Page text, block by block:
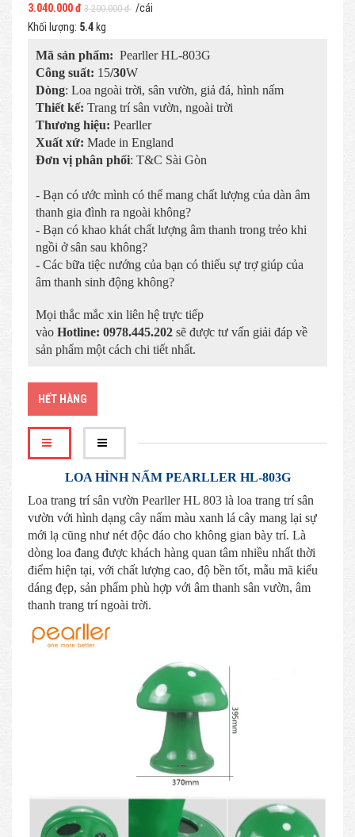
3.040.000 đ 3.200.000 đ /cái
Khối lượng: 5.4 kg
Mã sản phẩm: Pearller HL-803G
Công suất: 15/30W
Dòng: Loa ngoài trời, sân vườn, giả đá, hình nấm
Thiết kế: Trang trí sân vườn, ngoài trời
Thương hiệu: Pearller
Xuất xứ: Made in England
Đơn vị phân phối: T&C Sài Gòn
- Bạn có ước mình có thể mang chất lượng của dàn âm
thanh gia đình ra ngoài không?
- Bạn có khao khát chất lượng âm thanh trong trẻo khi
ngồi ở sân sau không?
- Các bữa tiệc nướng của bạn có thiếu sự trợ giúp của
âm thanh sinh động không?
Mọi thắc mắc xin liên hệ trực tiếp
vào Hotline: 0978.445.202 sẽ được tư vấn giải đáp về
sản phẩm một cách chi tiết nhất.
HẾT HÀNG
LOA HÌNH NẤM PEARLLER HL-803G
Loa trang trí sân vườn Pearller HL 803 là loa trang trí sân
vườn với hình dạng cây nấm màu xanh lá cây mang lại sự
mới lạ cũng như nét độc đáo cho không gian bày trí. Là
dòng loa đang được khách hàng quan tâm nhiều nhất thời
điểm hiện tại, với chất lượng cao, độ bền tốt, mẫu mã kiểu
dáng đẹp, sản phẩm phù hợp với âm thanh sân vườn, âm
thanh trang trí ngoài trời.